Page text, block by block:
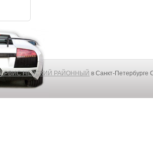
НЕВСКИЙ РАЙОННЫЙ в Санкт-Петербурге